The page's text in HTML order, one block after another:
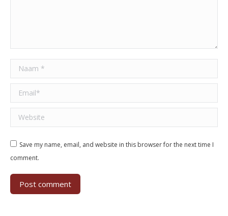
Naam *
Email *
Website
Save my name, email, and website in this browser for the next time I
comment.
Post comment